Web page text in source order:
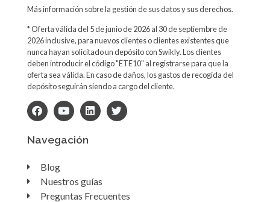
Más información sobre la gestión de sus datos y sus derechos.
* Oferta válida del 5 de junio de 2026 al 30 de septiembre de
2026 inclusive, para nuevos clientes o clientes existentes que
nunca hayan solicitado un depósito con Swikly. Los clientes
deben introducir el código "ETE10" al registrarse para que la
oferta sea válida. En caso de daños, los gastos de recogida del
depósito seguirán siendo a cargo del cliente.
Navegación
Blog
Nuestros guías
Preguntas Frecuentes